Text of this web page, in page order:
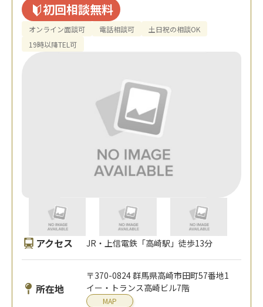
初回相談無料
オンライン面談可 電話相談可
土日祝の相談OK
19時以降TEL可
アクセス JR・上信電鉄「高崎駅」徒歩13分
所在地
〒370-0824 群馬県高崎市田町57番地1
イー・トランス高崎ビル7階
MAP